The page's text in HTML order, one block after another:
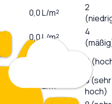
0,0L/m²
2
0,0L/m²
4
6
0,0L/m²
8 (sehr
hoch)